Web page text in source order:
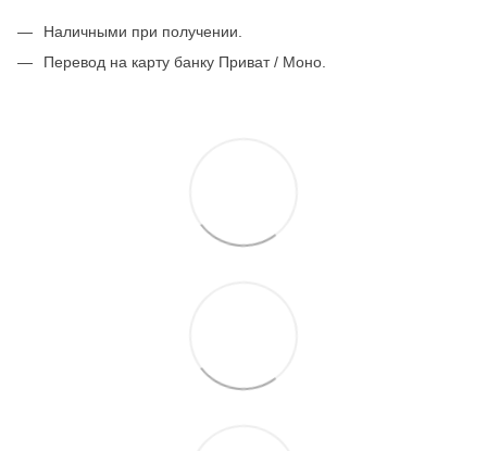
Наличными при получении.
Перевод на карту банку Приват / Моно.